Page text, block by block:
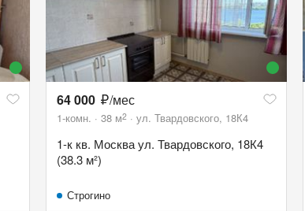
64 000 /мес
1-комн. 38 м2 ул. Твардовского, 18К4
1-к кв. Москва ул. Твардовского, 18К4
(38.3 м²)
Строгино